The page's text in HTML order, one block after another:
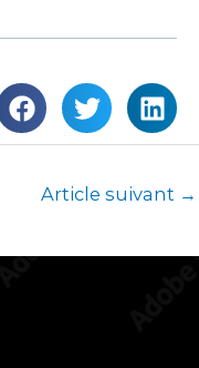
Article suivant →